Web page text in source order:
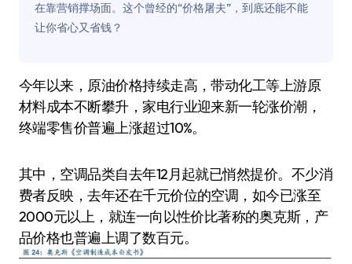
在靠营销撑场面。这个曾经的“价格屠夫”，到底还能不能
让你省心又省钱？
今年以来，原油价格持续走高，带动化工等上游原
材料成本不断攀升，家电行业迎来新一轮涨价潮，
终端零售价普遍上涨超过10%。
其中，空调品类自去年12月起就已悄然提价。不少消
费者反映，去年还在千元价位的空调，如今已涨至
2000元以上，就连一向以性价比著称的奥克斯，产
品价格也普遍上调了数百元。